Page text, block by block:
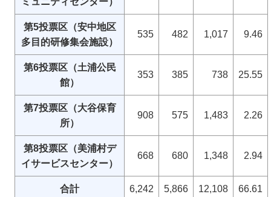
第5投票区（安中地区
多目的研修集会施設）
535 482 1,017 9.46
第6投票区（土浦公民
館）
353 385 738 25.55
第7投票区（大谷保育
所）
908 575 1,483 2.26
第8投票区（美浦村デ
イサービスセンター）
668 680 1,348 2.94
合計 6,242 5,866 12,108 66.61